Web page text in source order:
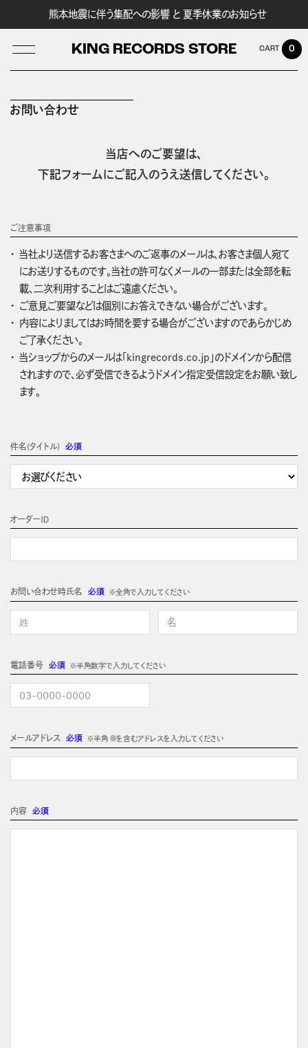
熊本地震に伴う集配への影響 と 夏季休業のお知らせ
KING RECORDS STORE 0
お問い合わせ
当店へのご要望は、
下記フォームにご記入のうえ送信してください。
ご注意事項
当社より送信するお客さまへのご返事のメールは、お客さま個人宛て
にお送りするものです。当社の許可なくメールの一部または全部を転
載、二次利用することはご遠慮ください。
ご意見ご要望などは個別にお答えできない場合がございます。
内容によりましてはお時間を要する場合がございますのであらかじめ
ご了承ください。
当ショップからのメールは「kingrecords.co.jp」のドメインから配信
されますので、必ず受信できるようドメイン指定受信設定をお願い致し
ます。
件名(タイトル) 必須
オーダーＩＤ
お問い合わせ時氏名 必須 ※全角で入力してください
電話番号必須 ※半角数字で入力してください
メールアドレス 必須 ※半角 @を含むアドレスを入力してください
内容 必須